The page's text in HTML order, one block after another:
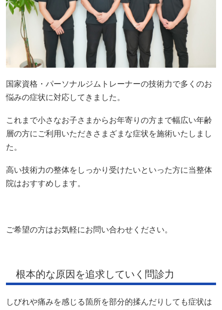
国家資格・パーソナルジムトレーナーの技術力で多くのお
悩みの症状に対応してきました。
これまで小さなお子さまからお年寄りの方まで幅広い年齢
層の方にご利用いただきさまざまな症状を施術いたしまし
た。
高い技術力の整体をしっかり受けたいといった方に当整体
院はおすすめします。
ご希望の方はお気軽にお問い合わせください。
根本的な原因を追求していく問診力
しびれや痛みを感じる箇所を部分的揉んだりしても症状は